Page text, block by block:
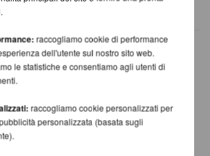
PRODOTTI DELLA
MARCA
raccogliamo cookie di performance
dell'utente sul nostro sito web.
le statistiche e consentiamo agli utenti di
raccogliamo cookie personalizzati per
personalizzata (basata sugli